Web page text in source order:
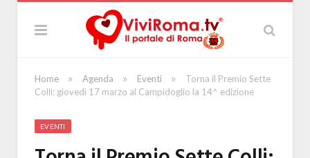
Home » Agenda » Eventi »
Torna il Premio Sette
Colli: giovedì 17 marzo al Campidoglio la 14^ edizione
EVENTI